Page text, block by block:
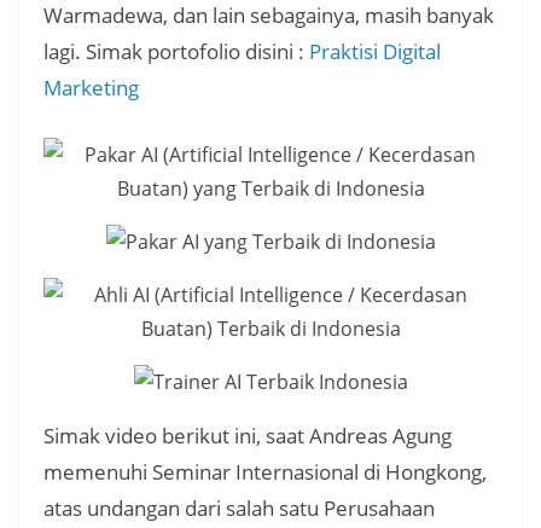
Warmadewa, dan lain sebagainya, masih banyak
lagi. Simak portofolio disini : Praktisi Digital
Marketing
Simak video berikut ini, saat Andreas Agung
memenuhi Seminar Internasional di Hongkong,
atas undangan dari salah satu Perusahaan